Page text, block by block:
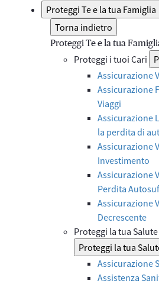
Proteggi Te e la tua Famiglia
Torna indietro
Proteggi Te e la tua
Proteggi i tuoi Cari
Assicurazione
Assicurazione
Viaggi
Assicurazione
la perdita di
Assicurazione
Investimento
Assicurazione
Perdita
Assicurazione
Decrescente
Proteggi la tua Salute
Proteggi la tua
Assicurazione
Assistenza